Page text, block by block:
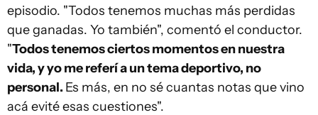
episodio. "Todos tenemos muchas más perdidas
que ganadas. Yo también", comentó el conductor.
"Todos tenemos ciertos momentos en nuestra
vida, y yo me referí a un tema deportivo, no
personal. Es más, en no sé cuantas notas que vino
acá evité esas cuestiones".